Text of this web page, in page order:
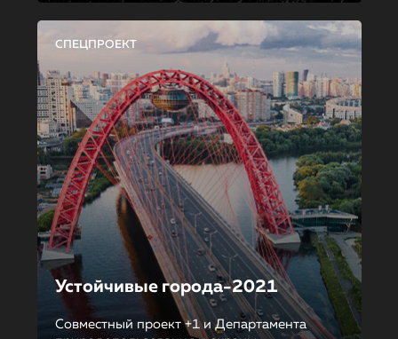
СПЕЦПРОЕКТ
Устойчивые города-2021
Совместный проект +1 и Департамента